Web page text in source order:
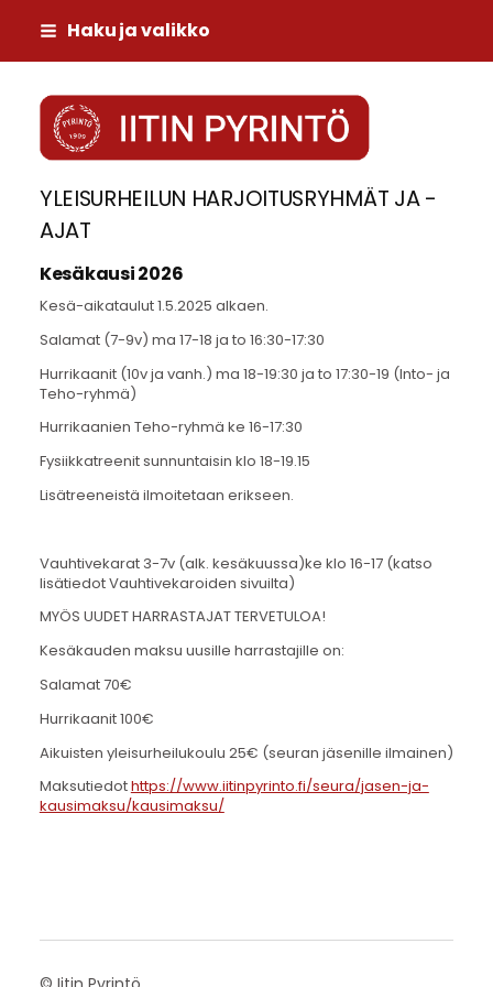
Siirry
sivun
sisältöön
Haku ja valikko
Iitin Pyrintö
YLEISURHEILUN HARJOITUSRYHMÄT JA -
AJAT
Kesäkausi 2026
Kesä-aikataulut 1.5.2025 alkaen.
Salamat (7-9v) ma 17-18 ja to 16:30-17:30
Hurrikaanit (10v ja vanh.) ma 18-19:30 ja to 17:30-19 (Into- ja
Teho-ryhmä)
Hurrikaanien Teho-ryhmä ke 16-17:30
Fysiikkatreenit sunnuntaisin klo 18-19.15
Lisätreeneistä ilmoitetaan erikseen.
Vauhtivekarat 3-7v (alk. kesäkuussa)ke klo 16-17 (katso
lisätiedot Vauhtivekaroiden sivuilta)
MYÖS UUDET HARRASTAJAT TERVETULOA!
Kesäkauden maksu uusille harrastajille on:
Salamat 70€
Hurrikaanit 100€
Aikuisten yleisurheilukoulu 25€ (seuran jäsenille ilmainen)
Maksutiedothttps://www.iitinpyrinto.fi/seura/jasen-ja-
kausimaksu/kausimaksu/